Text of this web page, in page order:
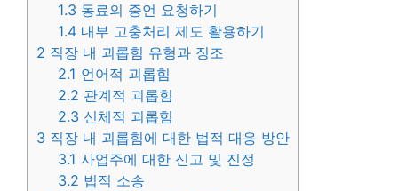
1.3 동료의 증언 요청하기
1.4 내부 고충처리 제도 활용하기
2 직장 내 괴롭힘 유형과 징조
2.1 언어적 괴롭힘
2.2 관계적 괴롭힘
2.3 신체적 괴롭힘
3 직장 내 괴롭힘에 대한 법적 대응 방안
3.1 사업주에 대한 신고 및 진정
3.2 법적 소송